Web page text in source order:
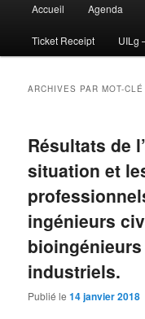
principal
Accueil Agenda
Ticket Receipt UILg
ARCHIVES PAR MOT-CLÉ
Résultats de
situation et
ingénieurs
industriels.
Publié le14 janvier 2018